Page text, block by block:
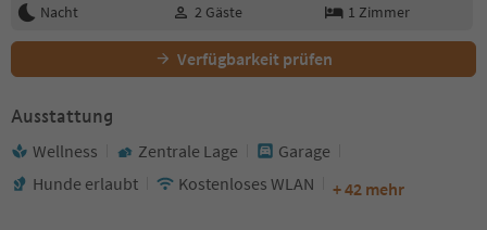
Nacht
2 Gäste 1 Zimmer
Verfügbarkeit prüfen
Ausstattung
Wellness Zentrale Lage
Garage
Hunde erlaubt
Kostenloses WLAN + 42 mehr